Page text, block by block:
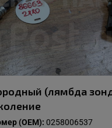
Купить
(лямбда
(OEM): 0258006537